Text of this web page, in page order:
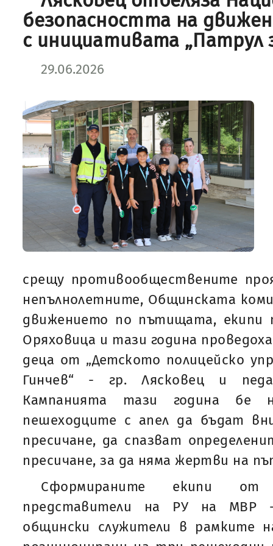
безопасността на
с инициативата „Патрул
29.06.2026
срещу противообществените
непълнолетните, Общинската
движението по пътищата, екипи
Оряховица и тази година
деца от „Детското полицейско
Гинчев“ - гр. Лясковец и
Кампанията тази година бе
пешеходците с апел да бъдат
пресичане, да спазват
пресичане, за да няма жертви на
Сформираните екипи от
представители на РУ на МВР
общински служители в рамките